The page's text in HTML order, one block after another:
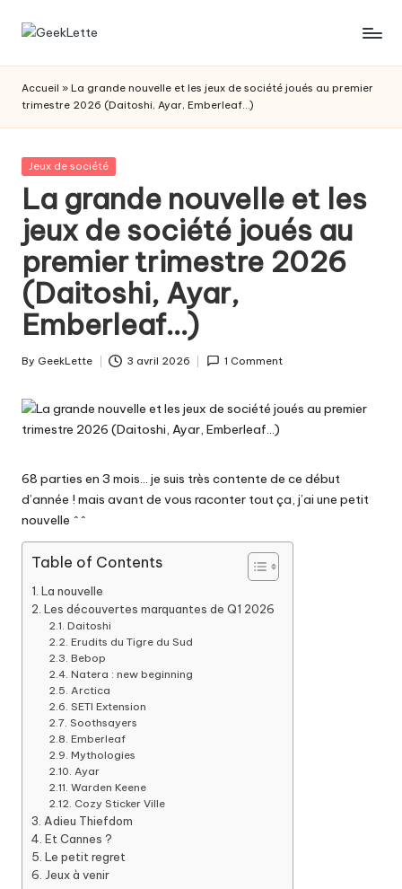
Skip
G
e
e
k
L
e
t
t
e
les
société
Accueil » La grande nouvelle et les jeux de société joués au premier
trimestre 2026 (Daitoshi, Ayar, Emberleaf…)
Posted
Jeux de société
La grande nouvelle et les
jeux de société joués au
premier trimestre 2026
(Daitoshi, Ayar,
Emberleaf…)
Posted
By GeekLette 3 avril 2026 1 Comment
68 parties en 3 mois… je suis très contente de ce début
d’année ! mais avant de vous raconter tout ça, j’ai une petit
nouvelle ^^
Table of Contents
La nouvelle
Les découvertes marquantes de Q1 2026
Daitoshi
Erudits du Tigre du Sud
Bebop
Natera : new beginning
Arctica
SETI Extension
Soothsayers
Emberleaf
Mythologies
Ayar
Warden Keene
Cozy Sticker Ville
Adieu Thiefdom
Et Cannes ?
Le petit regret
Jeux à venir